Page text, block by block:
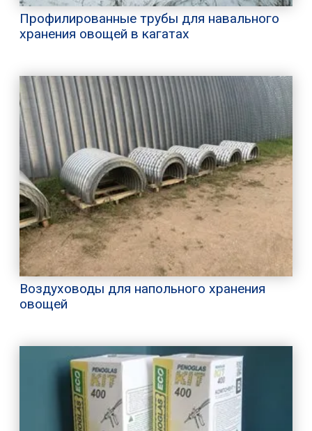
Профилированные трубы для навального
хранения овощей в кагатах
Воздуховоды для напольного хранения
овощей